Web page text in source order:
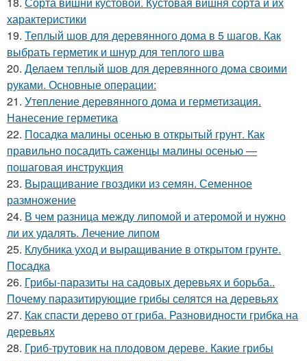
характеристики
19. Теплый шов для деревянного дома в 5 шагов. Как
выбрать герметик и шнур для теплого шва
20. Делаем теплый шов для деревянного дома своими
руками. Основные операции:
21. Утепление деревянного дома и герметизация.
Нанесение герметика
22. Посадка малины осенью в открытый грунт. Как
правильно посадить саженцы малины осенью —
пошаговая инструкция
23. Выращивание гвоздики из семян. Семенное
размножение
24. В чем разница между липомой и атеромой и нужно
ли их удалять. Лечение липом
25. Клубника уход и выращивание в открытом грунте.
Посадка
26. Грибы-паразиты на садовых деревьях и борьба..
Почему паразитирующие грибы селятся на деревьях
27. Как спасти дерево от гриба. Разновидности грибка на
деревьях
28. Гриб-трутовик на плодовом дереве. Какие грибы